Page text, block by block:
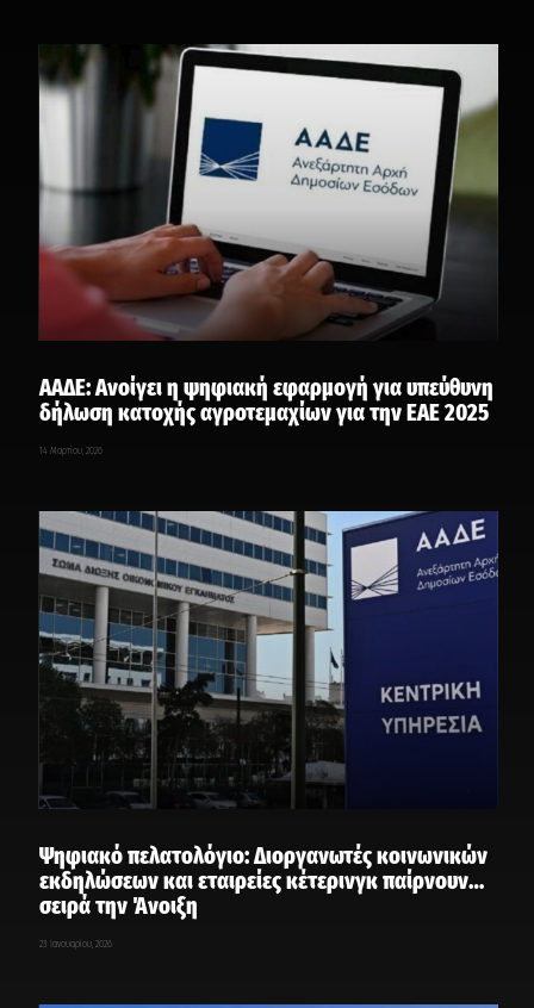
ΑΑΔΕ: Ανοίγει η ψηφιακή εφαρμογή για υπεύθυνη
δήλωση κατοχής αγροτεμαχίων για την ΕΑΕ 2025
14 Μαρτίου, 2026
Ψηφιακό πελατολόγιο: Διοργανωτές κοινωνικών
εκδηλώσεων και εταιρείες κέτερινγκ παίρνουν…
σειρά την Άνοιξη
23 Ιανουαρίου, 2026